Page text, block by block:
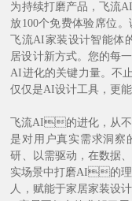
为持续打磨产品，飞流
放100个免费体验席位
飞流AI家装设计智能体
居设计新方式。您的
AI进化的关键力量。
仅仅是AI设计工具，更
飞流AI的进化，从不
是对用户真实需求洞察
研、以需驱动，在数
实场景中打磨AI的理
人，赋能于家居家装